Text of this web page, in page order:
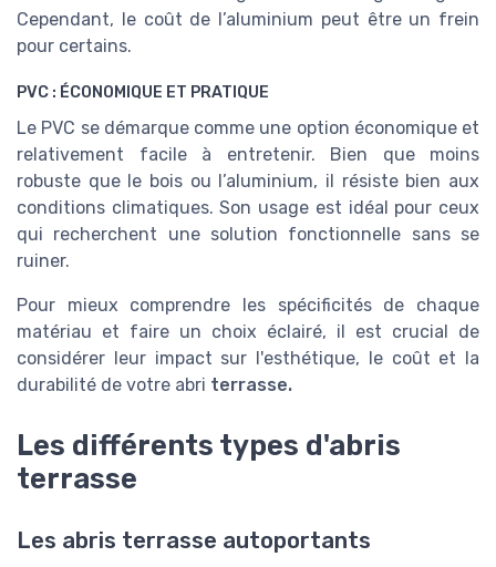
Cependant, le coût de l’aluminium peut être un frein
pour certains.
PVC : ÉCONOMIQUE ET PRATIQUE
Le PVC se démarque comme une option économique et
relativement facile à entretenir. Bien que moins
robuste que le bois ou l’aluminium, il résiste bien aux
conditions climatiques. Son usage est idéal pour ceux
qui recherchent une solution fonctionnelle sans se
ruiner.
Pour mieux comprendre les spécificités de chaque
matériau et faire un choix éclairé, il est crucial de
considérer leur impact sur l'esthétique, le coût et la
durabilité de votre abri terrasse.
Les différents types d'abris
terrasse
Les abris terrasse autoportants